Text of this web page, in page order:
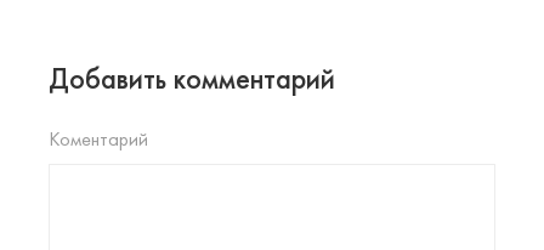
Добавить комментарий
Коментарий